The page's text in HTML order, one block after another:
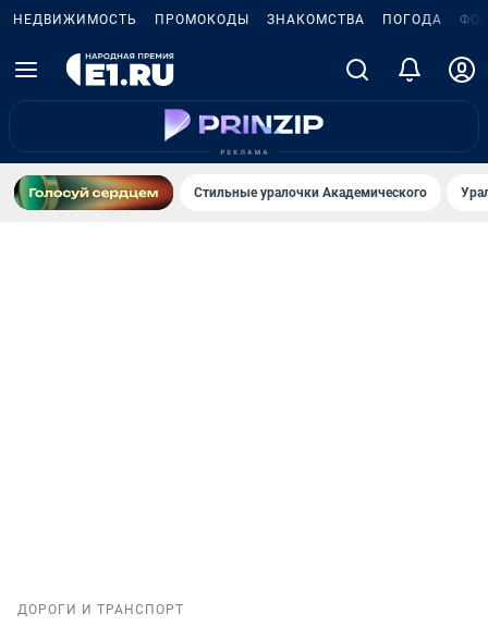
НЕДВИЖИМОСТЬ ПРОМОКОДЫ ЗНАКОМСТВА ПОГОДА
Стильные уралочки Академического
ДОРОГИ И ТРАНСПОРТ